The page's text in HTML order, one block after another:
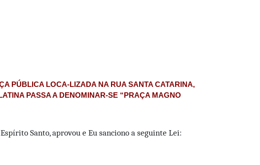
PÚBLICA LOCA-LIZADA NA RUA SANTA CATARINA,
PASSA A DENOMINAR-SE “PRAÇA MAGNO
Santo, aprovou e Eu sanciono a seguinte Lei: